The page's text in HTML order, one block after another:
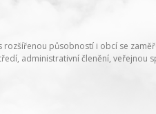
rozšířenou působností i obcí se
administrativní členění, veřejnou